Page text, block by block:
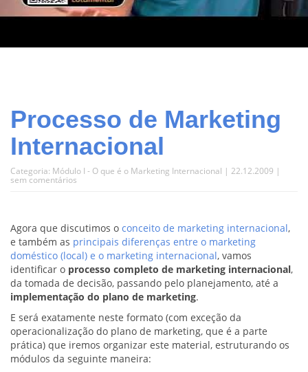
Processo de Marketing
Internacional
Categoria: Módulo I - O que é o Marketing Internacional | 22.12.2009 |
sem comentários
Agora que discutimos o conceito de marketing internacional,
e também as principais diferenças entre o marketing
doméstico (local) e o marketing internacional, vamos
identificar o processo completo de marketing internacional,
da tomada de decisão, passando pelo planejamento, até a
implementação do plano de marketing.
E será exatamente neste formato (com exceção da
operacionalização do plano de marketing, que é a parte
prática) que iremos organizar este material, estruturando os
módulos da seguinte maneira: